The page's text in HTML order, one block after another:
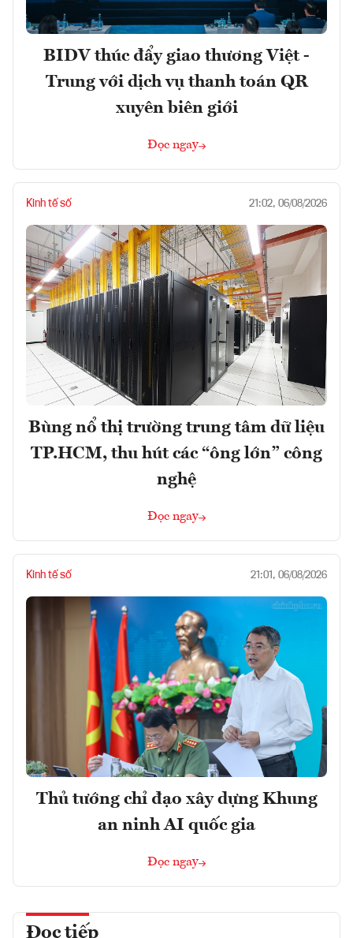
BIDV thúc đẩy giao thương Việt -
Trung với dịch vụ thanh toán QR
xuyên biên giới
Đọc ngay
Kinh tế số 21:02, 06/08/2026
Bùng nổ thị trường trung tâm dữ liệu
TP.HCM, thu hút các “ông lớn” công
nghệ
Đọc ngay
Kinh tế số 21:01, 06/08/2026
Thủ tướng chỉ đạo xây dựng Khung
an ninh AI quốc gia
Đọc ngay
Đọc tiếp